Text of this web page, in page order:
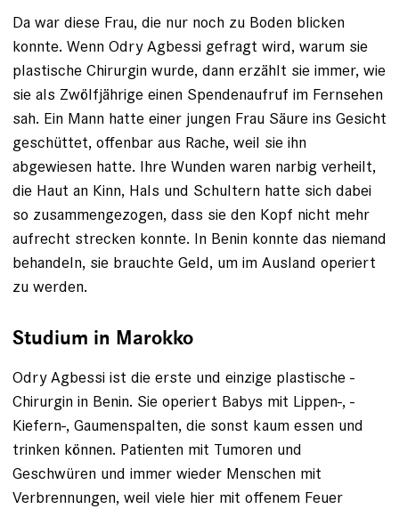
Da war diese Frau, die nur noch zu ­Boden ­blicken
konnte. Wenn Odry ­Agbessi gefragt wird, warum sie
plastische ­Chirurgin wurde, dann erzählt sie immer, wie
sie als Zwölfjährige einen Spendenaufruf im Fernsehen
sah. Ein Mann hatte einer ­jungen Frau Säure ins Gesicht
geschüttet, offenbar aus ­Rache, weil sie ihn
abgewiesen hatte. Ihre Wunden ­waren narbig verheilt,
die Haut an Kinn, Hals und ­Schultern hatte sich dabei
so zusammengezogen, dass sie den Kopf nicht mehr
aufrecht strecken konnte. In Benin konnte das niemand
behandeln, sie brauchte Geld, um im Ausland operiert
zu werden.
Studium in Marokko
Odry Agbessi ist die erste und einzige plastische ­
Chirurgin in Benin. Sie operiert Babys mit Lippen-, ­
Kiefern-, Gaumenspalten, die sonst kaum essen und
trinken können. Patienten mit Tumoren und
Geschwüren und immer wieder Menschen mit
Verbrennungen, weil viele hier mit offenem Feuer